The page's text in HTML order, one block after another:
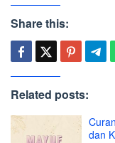
Share this:
Related posts:
dan